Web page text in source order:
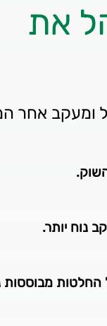
את
נוח יותר.
החלטות מבוססות